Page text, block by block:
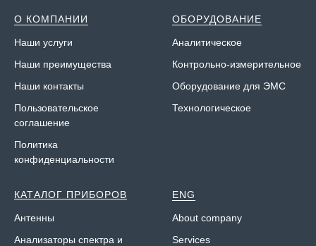
О КОМПАНИИ
Наши услуги
Наши преимущества
Наши контакты
Пользовательское
соглашение
Политика
конфиденциальности
ОБОРУДОВАНИЕ
Аналитическое
Контрольно-измерительное
Оборудование для ЭМС
Технологическое
КАТАЛОГ ПРИБОРОВ
Антенны
Анализаторы спектра и
ENG
About company
Services